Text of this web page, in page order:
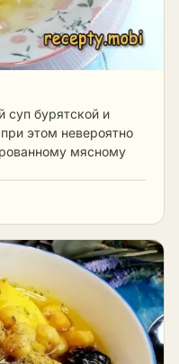
суп бурятской и
этом невероятно
мясному